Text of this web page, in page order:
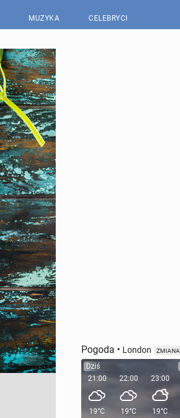
MUZYKA CELEBRYCI
Pogoda • London ZMIANA
Dziś
21:00
19°C
22:00
19°C
23:00
19°C